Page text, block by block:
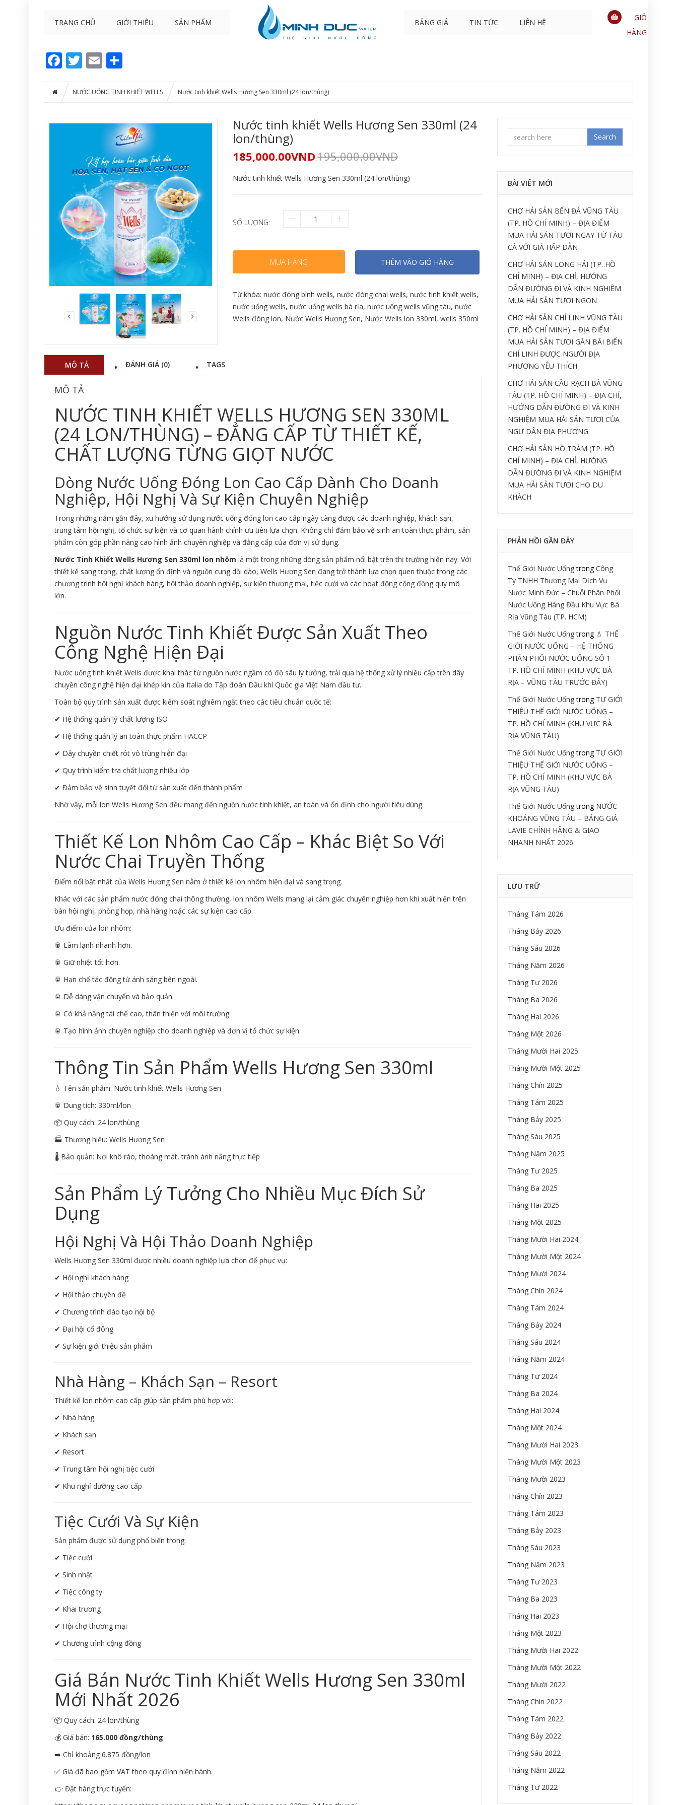
TRANG CHỦ GIỚI THIỆU SẢN PHẨM BẢNG GIÁ TIN TỨC LIÊN HỆ
GIỎ
HÀNG
Facebook
Twitter
Email
NƯỚC UỐNG TINH KHIẾT WELLS Nước tinh khiết Wells Hương Sen 330ml (24 lon/thùng)
Nước tinh khiết Wells Hương Sen 330ml (24
lon/thùng)
185,000.00VND195,000.00VND
Nước tinh khiết Wells Hương Sen 330ml (24 lon/thùng)
SỐ LƯỢNG:
MUA HÀNG THÊM VÀO GIỎ HÀNG
Từ khóa: nước đóng bình wells, nước đóng chai wells, nước tinh khiết wells,
nước uống wells, nước uống wells bà rịa, nước uống wells vũng tàu, nước
Wells đóng lon, Nước Wells Hương Sen, Nước Wells lon 330ml, wells 350ml
MÔ TẢ ĐÁNH GIÁ (0) TAGS
MÔ TẢ
NƯỚC TINH KHIẾT WELLS HƯƠNG SEN 330ML
(24 LON/THÙNG) – ĐẲNG CẤP TỪ THIẾT KẾ,
CHẤT LƯỢNG TỪNG GIỌT NƯỚC
Dòng Nước Uống Đóng Lon Cao Cấp Dành Cho Doanh
Nghiệp, Hội Nghị Và Sự Kiện Chuyên Nghiệp
Trong những năm gần đây, xu hướng sử dụng nước uống đóng lon cao cấp ngày càng được các doanh nghiệp, khách sạn,
trung tâm hội nghị, tổ chức sự kiện và cơ quan hành chính ưu tiên lựa chọn. Không chỉ đảm bảo vệ sinh an toàn thực phẩm, sản
phẩm còn góp phần nâng cao hình ảnh chuyên nghiệp và đẳng cấp của đơn vị sử dụng.
Nước Tinh Khiết Wells Hương Sen 330ml lon nhôm là một trong những dòng sản phẩm nổi bật trên thị trường hiện nay. Với
thiết kế sang trọng, chất lượng ổn định và nguồn cung dồi dào, Wells Hương Sen đang trở thành lựa chọn quen thuộc trong các
chương trình hội nghị khách hàng, hội thảo doanh nghiệp, sự kiện thương mại, tiệc cưới và các hoạt động cộng đồng quy mô
lớn.
Nguồn Nước Tinh Khiết Được Sản Xuất Theo
Công Nghệ Hiện Đại
Nước uống tinh khiết Wells được khai thác từ nguồn nước ngầm có độ sâu lý tưởng, trải qua hệ thống xử lý nhiều cấp trên dây
chuyền công nghệ hiện đại khép kín của Italia do Tập đoàn Dầu khí Quốc gia Việt Nam đầu tư.
Toàn bộ quy trình sản xuất được kiểm soát nghiêm ngặt theo các tiêu chuẩn quốc tế:
✔ Hệ thống quản lý chất lượng ISO
✔ Hệ thống quản lý an toàn thực phẩm HACCP
✔ Dây chuyền chiết rót vô trùng hiện đại
✔ Quy trình kiểm tra chất lượng nhiều lớp
✔ Đảm bảo vệ sinh tuyệt đối từ sản xuất đến thành phẩm
Nhờ vậy, mỗi lon Wells Hương Sen đều mang đến nguồn nước tinh khiết, an toàn và ổn định cho người tiêu dùng.
Thiết Kế Lon Nhôm Cao Cấp – Khác Biệt So Với
Nước Chai Truyền Thống
Điểm nổi bật nhất của Wells Hương Sen nằm ở thiết kế lon nhôm hiện đại và sang trọng.
Khác với các sản phẩm nước đóng chai thông thường, lon nhôm Wells mang lại cảm giác chuyên nghiệp hơn khi xuất hiện trên
bàn hội nghị, phòng họp, nhà hàng hoặc các sự kiện cao cấp.
Ưu điểm của lon nhôm:
🥫 Làm lạnh nhanh hơn.
🥫 Giữ nhiệt tốt hơn.
🥫 Hạn chế tác động từ ánh sáng bên ngoài.
🥫 Dễ dàng vận chuyển và bảo quản.
🥫 Có khả năng tái chế cao, thân thiện với môi trường.
🥫 Tạo hình ảnh chuyên nghiệp cho doanh nghiệp và đơn vị tổ chức sự kiện.
Thông Tin Sản Phẩm Wells Hương Sen 330ml
💧 Tên sản phẩm: Nước tinh khiết Wells Hương Sen
🥫 Dung tích: 330ml/lon
📦 Quy cách: 24 lon/thùng
🏭 Thương hiệu: Wells Hương Sen
🌡 Bảo quản: Nơi khô ráo, thoáng mát, tránh ánh nắng trực tiếp
Sản Phẩm Lý Tưởng Cho Nhiều Mục Đích Sử
Dụng
Hội Nghị Và Hội Thảo Doanh Nghiệp
Wells Hương Sen 330ml được nhiều doanh nghiệp lựa chọn để phục vụ:
✔ Hội nghị khách hàng
✔ Hội thảo chuyên đề
✔ Chương trình đào tạo nội bộ
✔ Đại hội cổ đông
✔ Sự kiện giới thiệu sản phẩm
Nhà Hàng – Khách Sạn – Resort
Thiết kế lon nhôm cao cấp giúp sản phẩm phù hợp với:
✔ Nhà hàng
✔ Khách sạn
✔ Resort
✔ Trung tâm hội nghị tiệc cưới
✔ Khu nghỉ dưỡng cao cấp
Tiệc Cưới Và Sự Kiện
Sản phẩm được sử dụng phổ biến trong:
✔ Tiệc cưới
✔ Sinh nhật
✔ Tiệc công ty
✔ Khai trương
✔ Hội chợ thương mại
✔ Chương trình cộng đồng
Giá Bán Nước Tinh Khiết Wells Hương Sen 330ml
Mới Nhất 2026
📦 Quy cách: 24 lon/thùng
💰 Giá bán: 165.000 đồng/thùng
➡️ Chỉ khoảng 6.875 đồng/lon
✅ Giá đã bao gồm VAT theo quy định hiện hành.
👉 Đặt hàng trực tuyến:
Search
BÀI VIẾT MỚI
CHỢ HẢI SẢN BẾN ĐÁ VŨNG TÀU
(TP. HỒ CHÍ MINH) – ĐỊA ĐIỂM
MUA HẢI SẢN TƯƠI NGAY TỪ TÀU
CÁ VỚI GIÁ HẤP DẪN
CHỢ HẢI SẢN LONG HẢI (TP. HỒ
CHÍ MINH) – ĐỊA CHỈ, HƯỚNG
DẪN ĐƯỜNG ĐI VÀ KINH NGHIỆM
MUA HẢI SẢN TƯƠI NGON
CHỢ HẢI SẢN CHÍ LINH VŨNG TÀU
(TP. HỒ CHÍ MINH) – ĐỊA ĐIỂM
MUA HẢI SẢN TƯƠI GẦN BÃI BIỂN
CHÍ LINH ĐƯỢC NGƯỜI ĐỊA
PHƯƠNG YÊU THÍCH
CHỢ HẢI SẢN CẦU RẠCH BÀ VŨNG
TÀU (TP. HỒ CHÍ MINH) – ĐỊA CHỈ,
HƯỚNG DẪN ĐƯỜNG ĐI VÀ KINH
NGHIỆM MUA HẢI SẢN TƯƠI CỦA
NGƯ DÂN ĐỊA PHƯƠNG
CHỢ HẢI SẢN HỒ TRÀM (TP. HỒ
CHÍ MINH) – ĐỊA CHỈ, HƯỚNG
DẪN ĐƯỜNG ĐI VÀ KINH NGHIỆM
MUA HẢI SẢN TƯƠI CHO DU
KHÁCH
PHẢN HỒI GẦN ĐÂY
Thế Giới Nước UốngtrongCông
Ty TNHH Thương Mại Dịch Vụ
Nước Minh Đức – Chuỗi Phân Phối
Nước Uống Hàng Đầu Khu Vực Bà
Rịa Vũng Tàu (TP. HCM)
Thế Giới Nước Uốngtrong 💧 THẾ
GIỚI NƯỚC UỐNG – HỆ THỐNG
PHÂN PHỐI NƯỚC UỐNG SỐ 1
TP. HỒ CHÍ MINH (KHU VỰC BÀ
RỊA – VŨNG TÀU TRƯỚC ĐÂY)
Thế Giới Nước Uốngtrong TỰ GIỚI
THIỆU THẾ GIỚI NƯỚC UỐNG –
TP. HỒ CHÍ MINH (KHU VỰC BÀ
RỊA VŨNG TÀU)
Thế Giới Nước Uốngtrong TỰ GIỚI
THIỆU THẾ GIỚI NƯỚC UỐNG –
TP. HỒ CHÍ MINH (KHU VỰC BÀ
RỊA VŨNG TÀU)
Thế Giới Nước Uốngtrong NƯỚC
KHOÁNG VŨNG TÀU – BẢNG GIÁ
LAVIE CHÍNH HÃNG & GIAO
NHANH NHẤT 2026
LƯU TRỮ
Tháng Tám 2026
Tháng Bảy 2026
Tháng Sáu 2026
Tháng Năm 2026
Tháng Tư 2026
Tháng Ba 2026
Tháng Hai 2026
Tháng Một 2026
Tháng Mười Hai 2025
Tháng Mười Một 2025
Tháng Chín 2025
Tháng Tám 2025
Tháng Bảy 2025
Tháng Sáu 2025
Tháng Năm 2025
Tháng Tư 2025
Tháng Ba 2025
Tháng Hai 2025
Tháng Một 2025
Tháng Mười Hai 2024
Tháng Mười Một 2024
Tháng Mười 2024
Tháng Chín 2024
Tháng Tám 2024
Tháng Bảy 2024
Tháng Sáu 2024
Tháng Năm 2024
Tháng Tư 2024
Tháng Ba 2024
Tháng Hai 2024
Tháng Một 2024
Tháng Mười Hai 2023
Tháng Mười Một 2023
Tháng Mười 2023
Tháng Chín 2023
Tháng Tám 2023
Tháng Bảy 2023
Tháng Sáu 2023
Tháng Năm 2023
Tháng Tư 2023
Tháng Ba 2023
Tháng Hai 2023
Tháng Một 2023
Tháng Mười Hai 2022
Tháng Mười Một 2022
Tháng Mười 2022
Tháng Chín 2022
Tháng Tám 2022
Tháng Bảy 2022
Tháng Sáu 2022
Tháng Năm 2022
Tháng Tư 2022